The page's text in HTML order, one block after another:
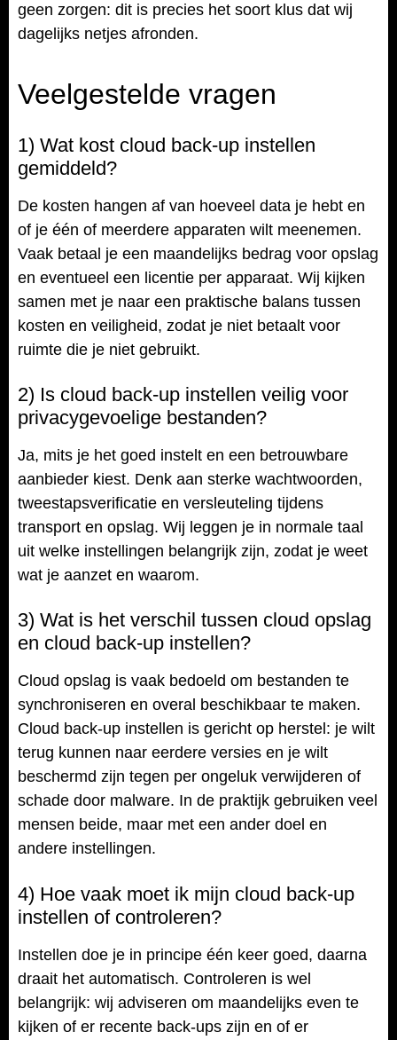
geen zorgen: dit is precies het soort klus dat wij
dagelijks netjes afronden.
Veelgestelde vragen
1) Wat kost cloud back-up instellen
gemiddeld?
De kosten hangen af van hoeveel data je hebt en
of je één of meerdere apparaten wilt meenemen.
Vaak betaal je een maandelijks bedrag voor opslag
en eventueel een licentie per apparaat. Wij kijken
samen met je naar een praktische balans tussen
kosten en veiligheid, zodat je niet betaalt voor
ruimte die je niet gebruikt.
2) Is cloud back-up instellen veilig voor
privacygevoelige bestanden?
Ja, mits je het goed instelt en een betrouwbare
aanbieder kiest. Denk aan sterke wachtwoorden,
tweestapsverificatie en versleuteling tijdens
transport en opslag. Wij leggen je in normale taal
uit welke instellingen belangrijk zijn, zodat je weet
wat je aanzet en waarom.
3) Wat is het verschil tussen cloud opslag
en cloud back-up instellen?
Cloud opslag is vaak bedoeld om bestanden te
synchroniseren en overal beschikbaar te maken.
Cloud back-up instellen is gericht op herstel: je wilt
terug kunnen naar eerdere versies en je wilt
beschermd zijn tegen per ongeluk verwijderen of
schade door malware. In de praktijk gebruiken veel
mensen beide, maar met een ander doel en
andere instellingen.
4) Hoe vaak moet ik mijn cloud back-up
instellen of controleren?
Instellen doe je in principe één keer goed, daarna
draait het automatisch. Controleren is wel
belangrijk: wij adviseren om maandelijks even te
kijken of er recente back-ups zijn en of er